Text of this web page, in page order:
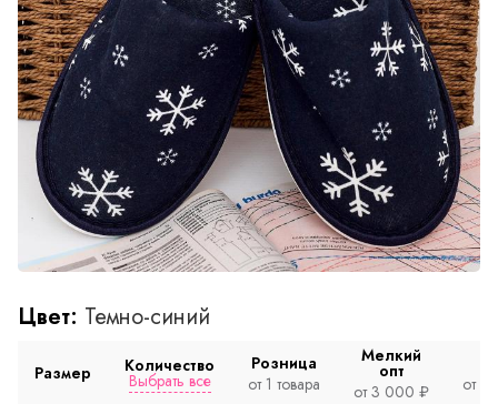
Цвет: Темно-синий
Размер Количество
Выбрать все
Розница
от 1 товара
Мелкий
опт
от 3 000 ₽
от